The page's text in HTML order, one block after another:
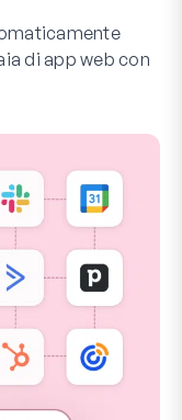
di app web con